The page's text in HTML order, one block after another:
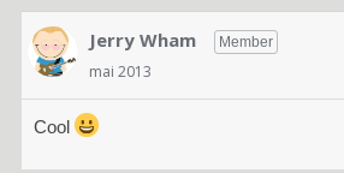
Jerry Wham Member
mai 2013
Cool